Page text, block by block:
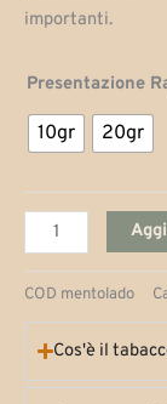
importanti.
Presentazione
10gr 20gr
Mentolo
quantità
COD mentolado
Cos'è il